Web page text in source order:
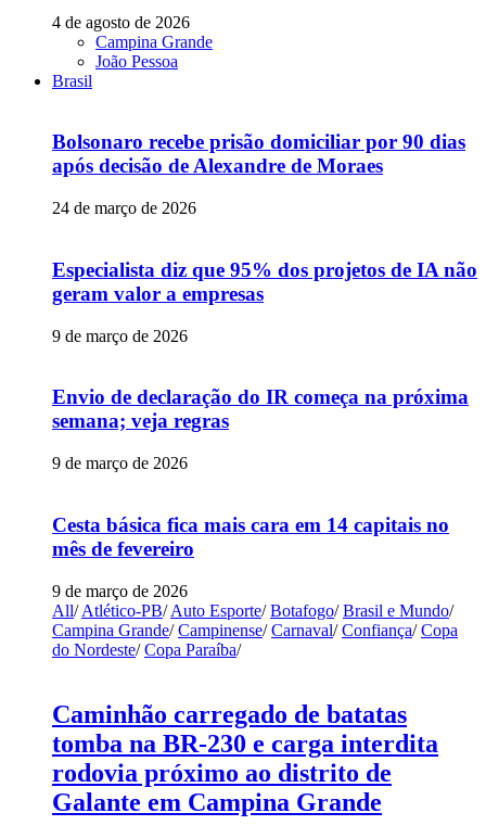
4 de agosto de 2026
Campina Grande
João Pessoa
Brasil
Bolsonaro recebe prisão domiciliar por 90 dias
após decisão de Alexandre de Moraes
24 de março de 2026
Especialista diz que 95% dos projetos de IA não
geram valor a empresas
9 de março de 2026
Envio de declaração do IR começa na próxima
semana; veja regras
9 de março de 2026
Cesta básica fica mais cara em 14 capitais no
mês de fevereiro
9 de março de 2026
All/ Atlético-PB/ Auto Esporte/ Botafogo/ Brasil e Mundo/
Campina Grande/ Campinense/ Carnaval/ Confiança/ Copa
do Nordeste/ Copa Paraíba/
Caminhão carregado de batatas
tomba na BR-230 e carga interdita
rodovia próximo ao distrito de
Galante em Campina Grande